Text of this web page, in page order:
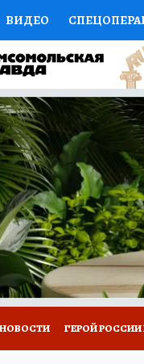
ВИДЕО
НАУКА
ДОКТОР
ПОЛКА
ТЕСТЫ НОВОЕ
НОВОСТИ ГЕРОЙ РОССИИ